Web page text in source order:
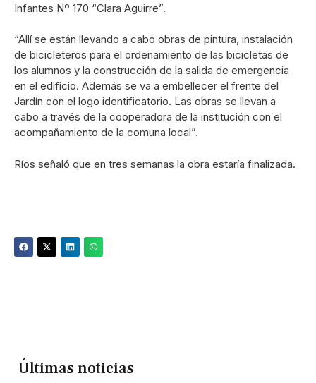
Infantes Nº 170 “Clara Aguirre”.
“Allí se están llevando a cabo obras de pintura, instalación
de bicicleteros para el ordenamiento de las bicicletas de
los alumnos y la construcción de la salida de emergencia
en el edificio. Además se va a embellecer el frente del
Jardín con el logo identificatorio. Las obras se llevan a
cabo a través de la cooperadora de la institución con el
acompañamiento de la comuna local”.
Ríos señaló que en tres semanas la obra estaría finalizada.
Últimas noticias